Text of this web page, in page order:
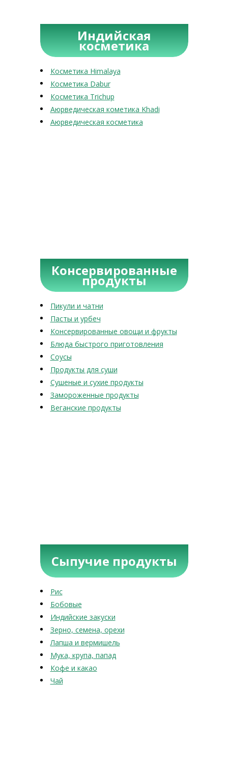
Индийская
косметика
Косметика Himalaya
Косметика Dabur
Косметика Trichup
Аюрведическая кометика Khadi
Аюрведическая косметика
Консервированные
продукты
Пикули и чатни
Пасты и урбеч
Консервированные овощи и фрукты
Блюда быстрого приготовления
Соусы
Продукты для суши
Сушеные и сухие продукты
Замороженные продукты
Веганские продукты
Сыпучие продукты
Рис
Бобовые
Индийские закуски
Зерно, семена, орехи
Лапша и вермишель
Мука, крупа, папад
Кофе и какао
Чай